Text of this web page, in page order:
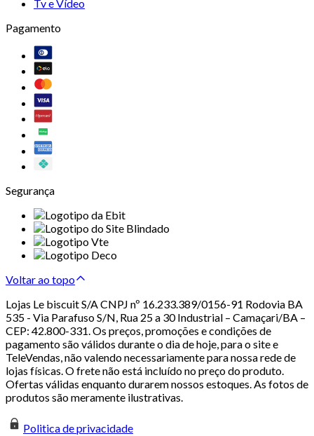
Tv e Vídeo
Pagamento
Segurança
Voltar ao topo
Lojas Le biscuit S/A CNPJ nº 16.233.389/0156-91 Rodovia BA
535 - Via Parafuso S/N, Rua 25 a 30 Industrial – Camaçari/BA –
CEP: 42.800-331. Os preços, promoções e condições de
pagamento são válidos durante o dia de hoje, para o site e
TeleVendas, não valendo necessariamente para nossa rede de
lojas físicas. O frete não está incluído no preço do produto.
Ofertas válidas enquanto durarem nossos estoques. As fotos de
produtos são meramente ilustrativas.
Politica de privacidade